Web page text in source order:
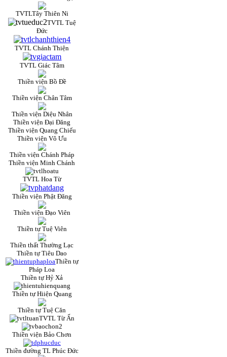
TVTLTây Thiên Ni
TVTL Tuệ
Đức
TVTL Chánh Thiện
TVTL Giác Tâm
Thiền viện Bồ Đề
Thiền viện Chân Tâm
Thiền viện Diệu Nhân
Thiền viện Đại Đăng
Thiền viện Quang Chiếu
Thiền viện Vô Ưu
Thiền viện Chánh Pháp
Thiền viện Minh Chánh
TVTL Hoa Từ
Thiền viện Phật Đăng
Thiền viện Đạo Viên
Thiền tự Tuệ Viên
Thiền thất Thường Lạc
Thiền tự Tiêu Dao
Thiền tự
Pháp Loa
Thiền tự Hỷ Xả
Thiền tự Hiiện Quang
Thiền tự Tuệ Căn
TVTL Từ Ấn
Thiền viện Bảo Chơn
Thiền đường TL Phúc Đức